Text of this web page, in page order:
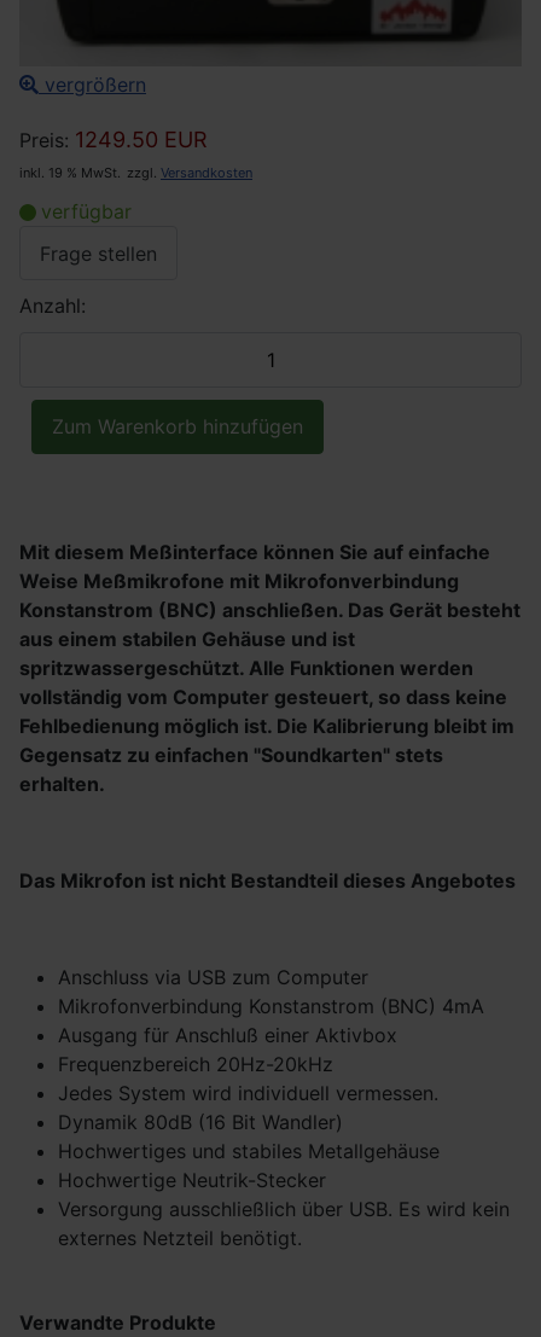
vergrößern
Preis: 1249.50 EUR
inkl. 19 % MwSt. zzgl. Versandkosten
verfügbar
Frage stellen
Anzahl:
Mit diesem Meßinterface können Sie auf einfache
Weise Meßmikrofone mit Mikrofonverbindung
Konstanstrom (BNC) anschließen. Das Gerät besteht
aus einem stabilen Gehäuse und ist
spritzwassergeschützt. Alle Funktionen werden
vollständig vom Computer gesteuert, so dass keine
Fehlbedienung möglich ist. Die Kalibrierung bleibt im
Gegensatz zu einfachen "Soundkarten" stets
erhalten.
Das Mikrofon ist nicht Bestandteil dieses Angebotes
Anschluss via USB zum Computer
Mikrofonverbindung Konstanstrom (BNC) 4mA
Ausgang für Anschluß einer Aktivbox
Frequenzbereich 20Hz-20kHz
Jedes System wird individuell vermessen.
Dynamik 80dB (16 Bit Wandler)
Hochwertiges und stabiles Metallgehäuse
Hochwertige Neutrik-Stecker
Versorgung ausschließlich über USB. Es wird kein
externes Netzteil benötigt.
Verwandte Produkte